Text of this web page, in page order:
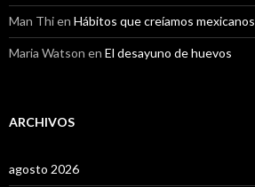
Man Thien Hábitos que creíamos mexicanos
Maria Watson en El desayuno de huevos
ARCHIVOS
agosto 2026